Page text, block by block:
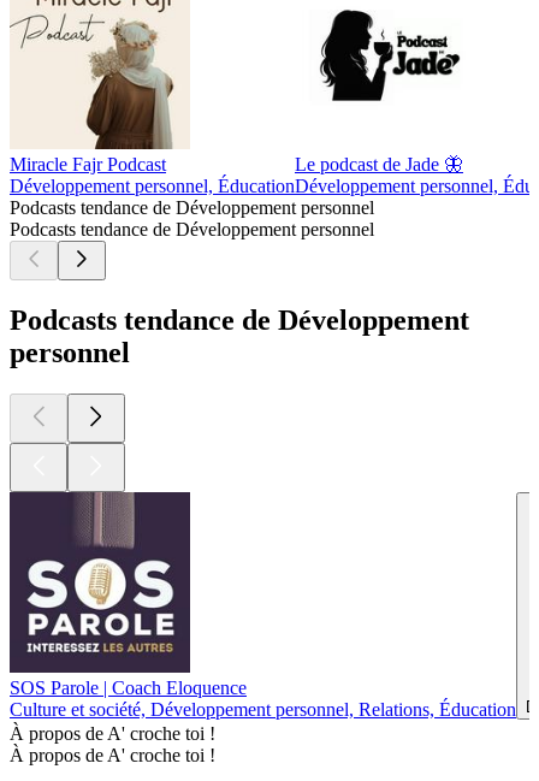
Miracle Fajr Podcast
Développement personnel, Éducation
Le podcast de Jade 🦋
Développement personnel,
Podcasts tendance de Développement personnel
Podcasts tendance de Développement personnel
Podcasts tendance de Développement
personnel
SOS Parole | Coach Eloquence
Culture et société, Développement personnel, Relations, Éducation
À propos de A' croche toi !
À propos de A' croche toi !